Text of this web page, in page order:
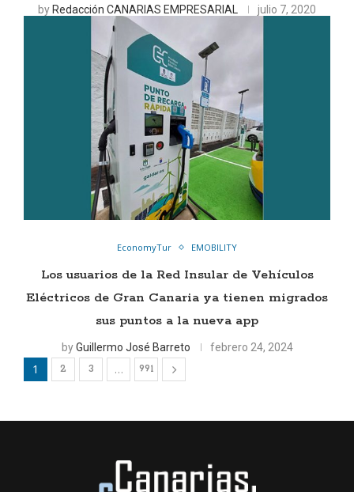
byRedacción CANARIAS EMPRESARIAL julio 7, 2020
EconomyTur EMOBILITY
Los usuarios de la Red Insular de Vehículos
Eléctricos de Gran Canaria ya tienen migrados
sus puntos a la nueva app
byGuillermo José Barreto febrero 24, 2024
1 2 3 … 991